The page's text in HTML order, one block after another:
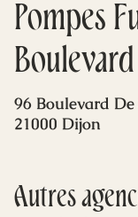
Pompes
96 Boulevard
21000 Dijon
Autres